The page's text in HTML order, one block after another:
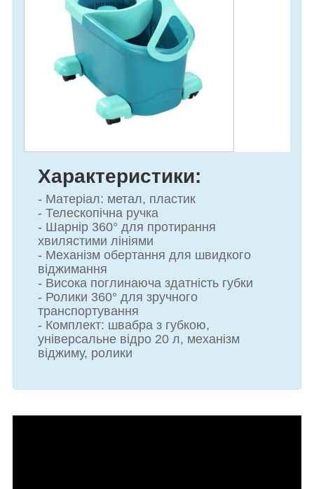
Характеристики:
- Матеріал: метал, пластик
- Телескопічна ручка
- Шарнір 360° для протирання
хвилястими лініями
- Механізм обертання для швидкого
віджимання
- Висока поглинаюча здатність губки
- Ролики 360° для зручного
транспортування
- Комплект: швабра з губкою,
універсальне відро 20 л, механізм
віджиму, ролики